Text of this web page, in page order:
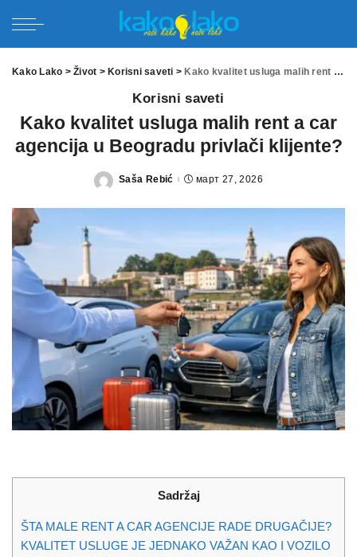
Kako Lako >Život > Korisni saveti > Kako kvalitet usluga malih rent a car agencija u Beogradu privlači klijente?
Korisni saveti
Kako kvalitet usluga malih rent a car
agencija u Beogradu privlači klijente?
Posted
Saša Rebić март 27, 2026
Sadržaj
ŠTA MALE RENT A CAR AGENCIJE RADE DRUGAČIJE?
KVALITET USLUGE JE JEDNAKO VAŽAN KAO I VOZILO